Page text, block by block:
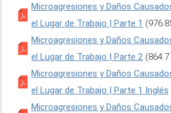
Microagresiones y Daños
el Lugar de Trabajo | Parte 1
Microagresiones y Daños
el Lugar de Trabajo | Parte 2 (864.7
Microagresiones y Daños
el Lugar de Trabajo | Parte 1 Inglés
Microagresiones y Daños